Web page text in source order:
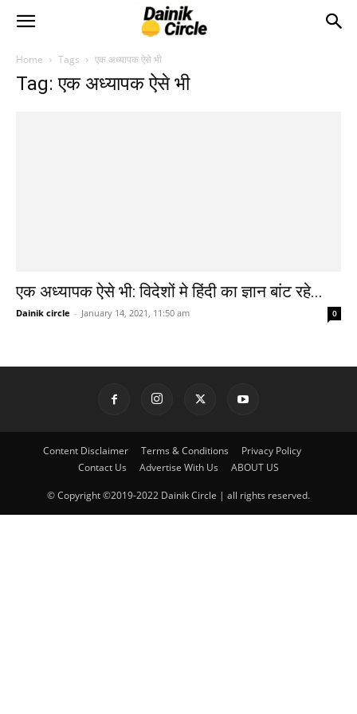
Home Tags एक अध्यापक ऐसे भी
Tag: एक अध्यापक ऐसे भी
एक अध्यापक ऐसे भी: विदेशों मे हिंदी का ज्ञान बांट रहे...
Dainik circle - January 14, 2021, 11:50 am 0
Content Disclaimer Terms & Conditions
Privacy Policy
Contact Us
Advertise With Us ABOUT US
© Copyright ©2019-2022 Dainik Circle | all rights reserved.